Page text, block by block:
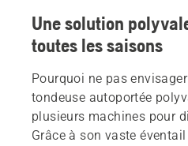
Une solution
toutes les saisons
Pourquoi ne pas
tondeuse autoportée
plusieurs machines pour
Grâce à son vaste